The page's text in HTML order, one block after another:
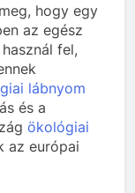
hogy egy
az egész
fel,
lábnyom
és a
ökológiai
az európai